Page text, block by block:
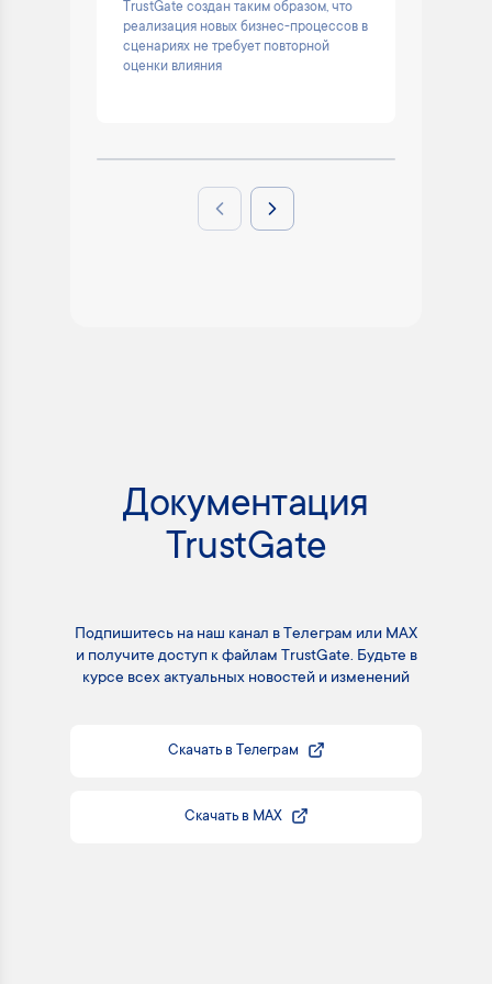
TrustGate создан таким образом, что
реализация новых бизнес-процессов в
сценариях не требует повторной
оценки влияния
Previous slideNext slide
Документация
TrustGate
Подпишитесь на наш канал в Телеграм или MAX
и получите доступ к файлам TrustGate. Будьте в
курсе всех актуальных новостей и изменений
Скачать в Телеграм
Скачать в MAX